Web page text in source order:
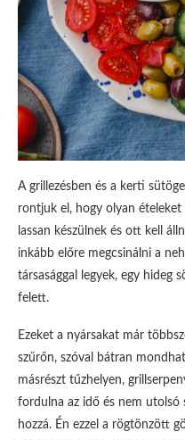
A grillezésben és a kerti
rontjuk el, hogy olyan
lassan készülnek és ott kell
inkább előre megcsinálni a
társasággal legyek, egy hideg
felett.
Ezeket a nyársakat már
szűrőn, szóval bátran
másrészt tűzhelyen,
fordulna az idő és nem utolsó
hozzá. Én ezzel a rögtönzött